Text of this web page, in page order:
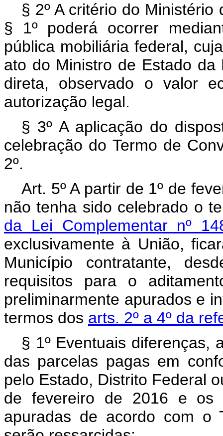
§ 2º A critério do
§ 1º poderá ocorrer
pública mobiliária federal,
ato do Ministro de Estado
direta, observado o valor
autorização legal.
§ 3º A aplicação do
celebração do Termo de
2º.
Art. 5º A partir de 1º de
não tenha sido celebrado o
da Lei Complementar nº
exclusivamente à União,
Município contratante,
requisitos para o
preliminarmente apurados e
termos dos arts. 2º a 4º da
§ 1º Eventuais diferenças,
das parcelas pagas em
pelo Estado, Distrito Federal
de fevereiro de 2016 e os
apuradas de acordo com o